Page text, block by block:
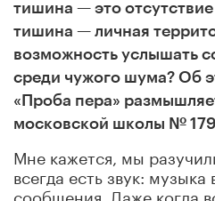
тишина — это отсутствие
тишина — личная
возможность услышать
среди чужого шума? Об
«Проба пера»
московской школы №
Мне кажется, мы
всегда есть звук: музыка
сообщения. Даже когда